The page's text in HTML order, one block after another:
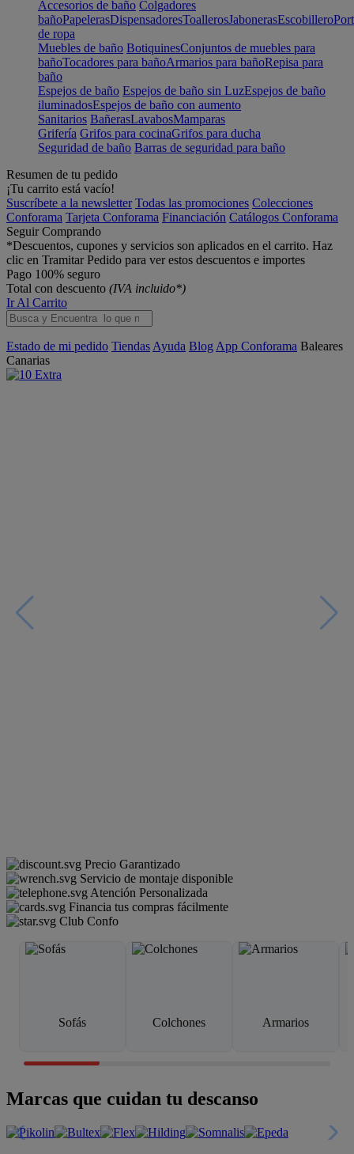
Accesorios de baño Colgadores
bañoPapelerasDispensadoresToallerosJabonerasEscobillero
de ropa
Muebles de baño BotiquinesConjuntos de muebles para
bañoTocadores para bañoArmarios para bañoRepisa para
baño
Espejos de baño Espejos de baño sin LuzEspejos de baño
iluminadosEspejos de baño con aumento
Sanitarios BañerasLavabosMamparas
Grifería Grifos para cocinaGrifos para ducha
Seguridad de baño Barras de seguridad para baño
Resumen de tu pedido
¡Tu carrito está vacío!
Suscríbete a la newsletter Todas las promociones Colecciones
Conforama Tarjeta Conforama Financiación Catálogos Conforama
Seguir Comprando
*Descuentos, cupones y servicios son aplicados en el carrito. Haz
clic en Tramitar Pedido para ver estos descuentos e importes
Pago 100% seguro
Total con descuento (IVA incluido*)
Ir Al Carrito
Estado de mi pedido Tiendas Ayuda Blog App Conforama Baleares
Canarias
Precio Garantizado
Servicio de montaje disponible
Atención Personalizada
Financia tus compras fácilmente
Club Confo
Sofás Colchones Armarios
Marcas que cuidan tu descanso